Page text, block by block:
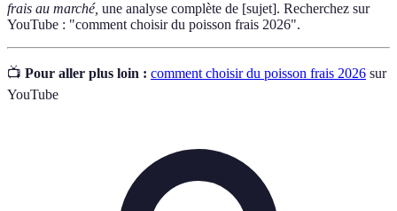
frais au marché, une analyse complète de [sujet]. Recherchez sur
YouTube : "comment choisir du poisson frais 2026".
📺 Pour aller plus loin : comment choisir du poisson frais 2026 sur
YouTube